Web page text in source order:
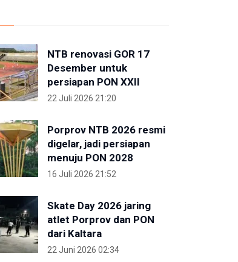
NTB renovasi GOR 17
Desember untuk
persiapan PON XXII
22 Juli 2026 21:20
Porprov NTB 2026 resmi
digelar, jadi persiapan
menuju PON 2028
16 Juli 2026 21:52
Skate Day 2026 jaring
atlet Porprov dan PON
dari Kaltara
22 Juni 2026 02:34